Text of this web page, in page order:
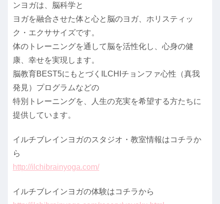
ンヨガは、脳科学と
ヨガを融合させた体と心と脳のヨガ、ホリスティッ
ク・エクササイズです。
体のトレーニングを通して脳を活性化し、心身の健
康、幸せを実現します。
脳教育BEST5にもとづくILCHIチョンファ心性（真我
発見）プログラムなどの
特別トレーニングを、人生の充実を希望する方たちに
提供しています。
イルチブレインヨガのスタジオ・教室情報はコチラか
ら
http://ilchibrainyoga.com/
イルチブレインヨガの体験はコチラから